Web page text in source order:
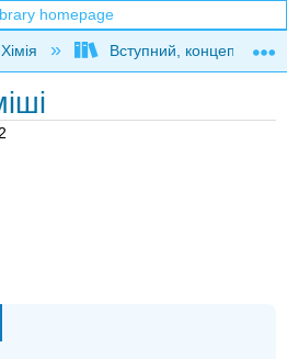
global hierarchy
Хімія Вступний,